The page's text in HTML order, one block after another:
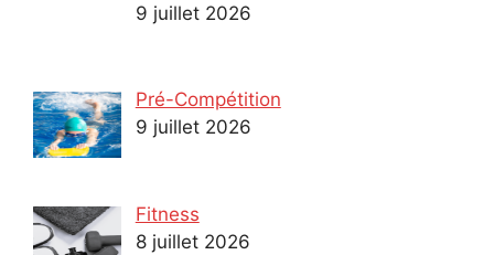
9 juillet 2026
Pré-Compétition
9 juillet 2026
Fitness
8 juillet 2026